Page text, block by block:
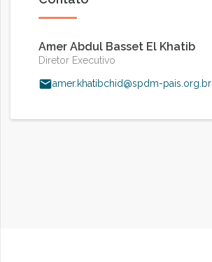
Amer Abdul Basset El Khatib
Diretor Executivo
amer.khatibchid@spdm-pais.org.br